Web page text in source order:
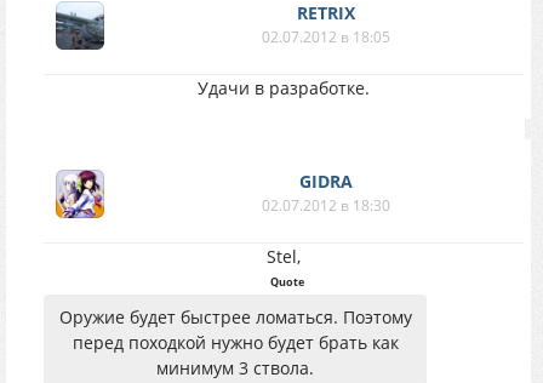
RETRIX
02.07.2012 в 18:05
Удачи в разработке.
GIDRA
02.07.2012 в 18:30
Stel,
Quote
Оружие будет быстрее ломаться. Поэтому
перед походкой нужно будет брать как
минимум 3 ствола.